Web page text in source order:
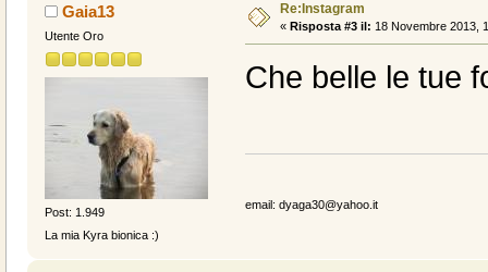
Gaia13
Utente Oro
Post: 1.949
La mia Kyra bionica :)
Re:Instagram
« Risposta #3 il: 18 Novembre 2013,
Che belle le tue
email: dyaga30@yahoo.it